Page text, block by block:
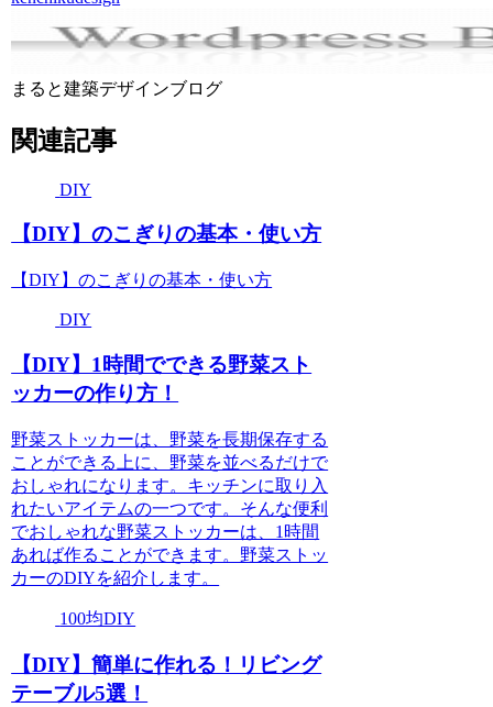
まると建築デザインブログ
関連記事
DIY
【DIY】のこぎりの基本・使い方
【DIY】のこぎりの基本・使い方
DIY
【DIY】1時間でできる野菜スト
ッカーの作り方！
野菜ストッカーは、野菜を長期保存する
ことができる上に、野菜を並べるだけで
おしゃれになります。キッチンに取り入
れたいアイテムの一つです。そんな便利
でおしゃれな野菜ストッカーは、1時間
あれば作ることができます。野菜ストッ
カーのDIYを紹介します。
100均DIY
【DIY】簡単に作れる！リビング
テーブル5選！